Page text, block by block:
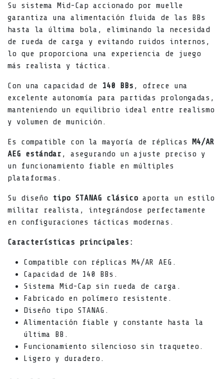
Su sistema Mid-Cap accionado por muelle
garantiza una alimentación fluida de las BBs
hasta la última bola, eliminando la necesidad
de rueda de carga y evitando ruidos internos,
lo que proporciona una experiencia de juego
más realista y táctica.
Con una capacidad de 140 BBs , ofrece una
excelente autonomía para partidas prolongadas,
manteniendo un equilibrio ideal entre realismo
y volumen de munición.
Es compatible con la mayoría de réplicas M4/AR
AEG estándar , asegurando un ajuste preciso y
un funcionamiento fiable en múltiples
plataformas.
Su diseño tipo STANAG clásico aporta un estilo
militar realista, integrándose perfectamente
en configuraciones tácticas modernas.
Características principales:
Compatible con réplicas M4/AR AEG.
Capacidad de 140 BBs.
Sistema Mid-Cap sin rueda de carga.
Fabricado en polímero resistente.
Diseño tipo STANAG.
Alimentación fiable y constante hasta la
última BB.
Funcionamiento silencioso sin traqueteo.
Ligero y duradero.